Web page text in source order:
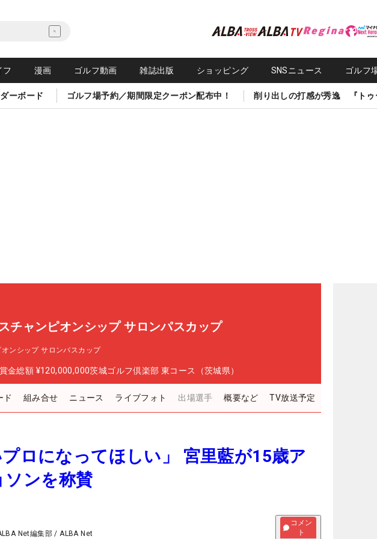
フ 漫画 ゴルフ動画 雑誌出版 ショッピング SNSニュース ゴルフ
ーボード ゴルフ場予約／期間限定クーポン配布中！ 削り出しの打感が秀逸 『トゥ
チャンピオンシップ サロンパスカップ
ンシップ サロンパスカップ
賞金総額 ¥120,000,000茨城ゴルフ倶楽部 東コース（茨城県）
ド 組み合せ ニュース ライブフォト 出場選手 概要など TV放送予定
ロになってほしい」 宮里藍が15歳ア
ソンを称賛
Net編集部 /ALBA Net
コメン
ト